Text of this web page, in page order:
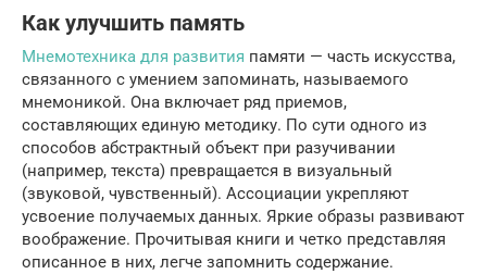
Как улучшить память
Мнемотехника для развития памяти — часть искусства,
связанного с умением запоминать, называемого
мнемоникой. Она включает ряд приемов,
составляющих единую методику. По сути одного из
способов абстрактный объект при разучивании
(например, текста) превращается в визуальный
(звуковой, чувственный). Ассоциации укрепляют
усвоение получаемых данных. Яркие образы развивают
воображение. Прочитывая книги и четко представляя
описанное в них, легче запомнить содержание.